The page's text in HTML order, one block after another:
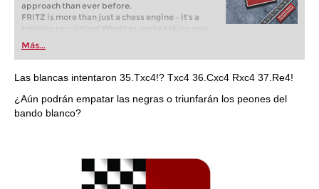
approach than ever before.
FRITZ is more than just a chess engine – it’s a
training revolution! Whether you’re taking your
first steps into the world of club chess, or already
playing at a tournament level: with FRITZ, you can
train more efficiently, intelligently and with a
more personalised approach than ever before.
Más...
Las blancas intentaron 35.Txc4!? Txc4 36.Cxc4 Rxc4 37.Re4!
¿Aún podrán empatar las negras o triunfarán los peones del
bando blanco?